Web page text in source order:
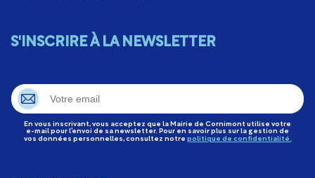
S'INSCRIRE À LA NEWSLETTER
En vous inscrivant, vous acceptez que la Mairie de Cornimont utilise votre
e-mail pour l’envoi de sa newsletter. Pour en savoir plus sur la gestion de
vos données personnelles, consultez notre politique de confidentialité.